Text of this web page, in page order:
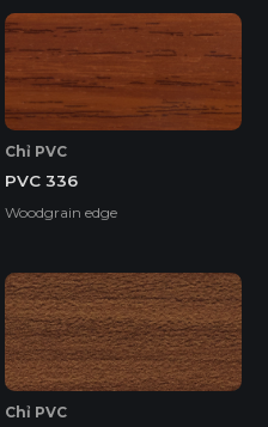
Chỉ PVC
PVC 336
Woodgrain edge
Chỉ PVC